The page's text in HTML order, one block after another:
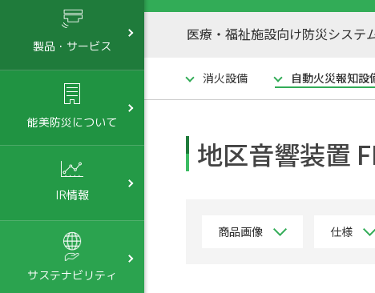
製品・サービス
能美防災について
IR情報
サステナビリティ
医療・福祉施設向け防災システ
消火設備 自動火災報知設
地区音響装置
商品画像 仕様